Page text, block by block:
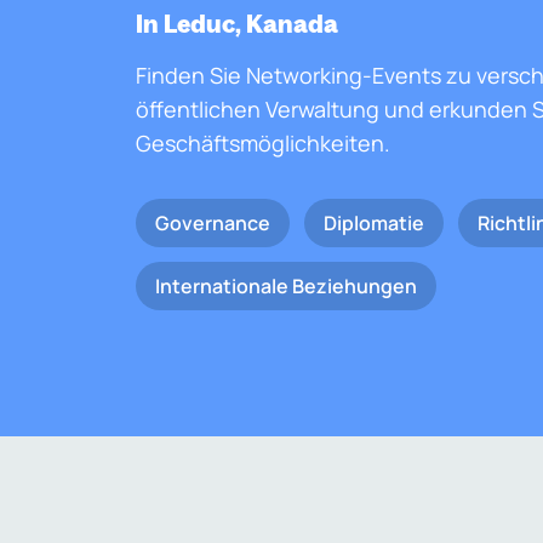
In Leduc, Kanada
Finden Sie Networking-Events zu
öffentlichen Verwaltung und erkunden
Geschäftsmöglichkeiten.
Governance Diplomatie
Internationale Beziehungen